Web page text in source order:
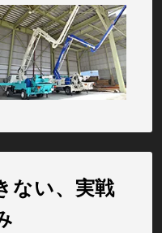
ない、実戦